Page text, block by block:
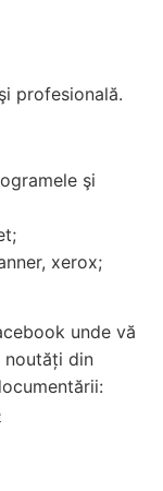
profesională.
şi
xerox;
unde vă
noutăți din